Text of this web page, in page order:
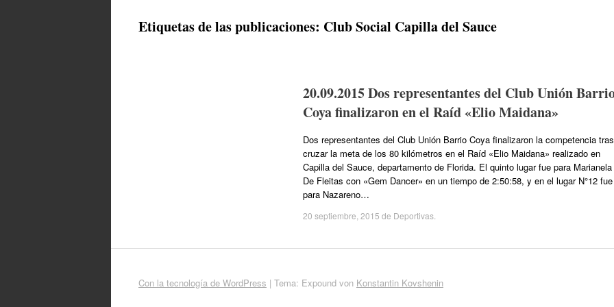
Etiquetas de las publicaciones: Club Social Capilla del Sauce
20.09.2015 Dos representantes del Club Unión
Coya finalizaron en el Raíd «Elio Maidana»
Dos representantes del Club Unión Barrio Coya finalizaron la competencia tras
cruzar la meta de los 80 kilómetros en el Raíd «Elio Maidana» realizado en
Capilla del Sauce, departamento de Florida. El quinto lugar fue para Marianela
De Fleitas con «Gem Dancer» en un tiempo de 2:50:58, y en el lugar N°12 fue
para Nazareno…
20 septiembre, 2015 de Deportivas
Con la tecnología de WordPress | Tema: Expound von Konstantin Kovshenin